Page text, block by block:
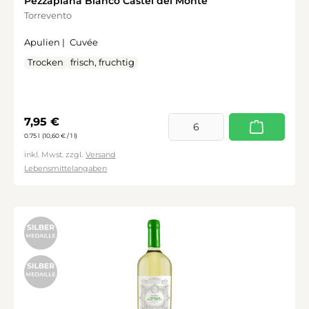
Torrevento
Apulien | Cuvée
Trocken
frisch, fruchtig
Regulärer Preis:
7,95 €
0.75 l (10,60 € / 1 l)
inkl. Mwst. zzgl. Versand
Lebensmittelangaben